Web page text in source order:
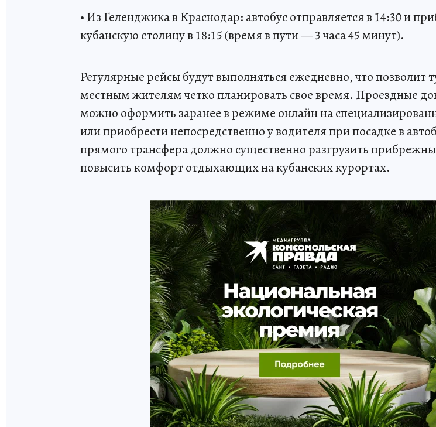
• Из Геленджика в Краснодар: автобус отправляется в 14:30 и
кубанскую столицу в 18:15 (время в пути — 3 часа 45 минут).
Регулярные рейсы будут выполняться ежедневно, что позволит
местным жителям четко планировать свое время. Проездные
можно оформить заранее в режиме онлайн на
или приобрести непосредственно у водителя при посадке в
прямого трансфера должно существенно разгрузить
повысить комфорт отдыхающих на кубанских курортах.